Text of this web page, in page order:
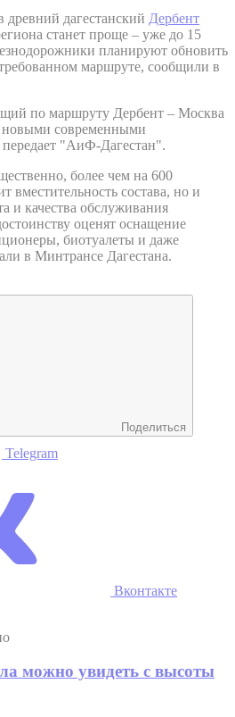
дагестанский Дербент
станет проще – уже до 15
планируют обновить
маршруте, сообщили в
по маршруту Дербент – Москва
новыми современными
"АиФ-Дагестан".
более чем на 600
вместительность состава, но и
и качества обслуживания
оценят оснащение
биотуалеты и даже
в Минтрансе Дагестана.
Поделиться
Telegram
Вконтакте
можно увидеть с высоты